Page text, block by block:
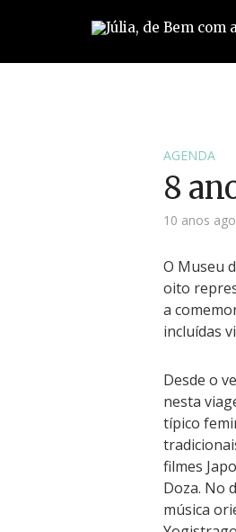
AGENDA
8
10 anos ago
O Museu
oito
a
incluídas
Desde o
nesta
típico
filmes
Doza. No
música